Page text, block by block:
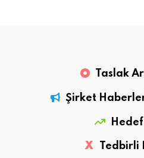
Taslak
Şirket
X Tedbirli